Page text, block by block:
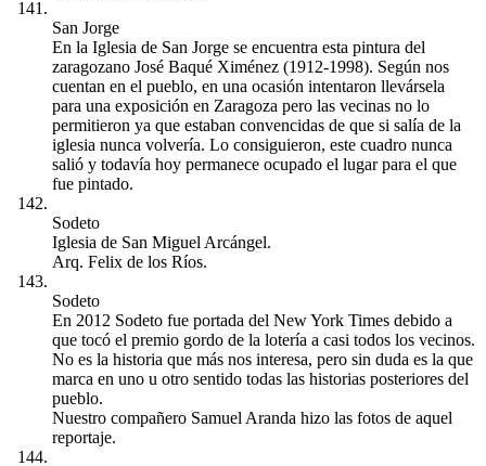
San Jorge
En la Iglesia de San Jorge se encuentra esta pintura del
zaragozano José Baqué Ximénez (1912-1998). Según nos
cuentan en el pueblo, en una ocasión intentaron llevársela
para una exposición en Zaragoza pero las vecinas no lo
permitieron ya que estaban convencidas de que si salía de la
iglesia nunca volvería. Lo consiguieron, este cuadro nunca
salió y todavía hoy permanece ocupado el lugar para el que
fue pintado.
Sodeto
Iglesia de San Miguel Arcángel.
Arq. Felix de los Ríos.
Sodeto
En 2012 Sodeto fue portada del New York Times debido a
que tocó el premio gordo de la lotería a casi todos los vecinos.
No es la historia que más nos interesa, pero sin duda es la que
marca en uno u otro sentido todas las historias posteriores del
pueblo.
Nuestro compañero Samuel Aranda hizo las fotos de aquel
reportaje.